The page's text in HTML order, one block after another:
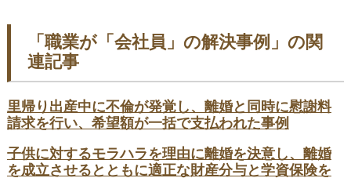
「職業が「会社員」の解決事例」の関
連記事
里帰り出産中に不倫が発覚し、離婚と同時に慰謝料
請求を行い、希望額が一括で支払われた事例
子供に対するモラハラを理由に離婚を決意し、離婚
を成立させるとともに適正な財産分与と学資保険を